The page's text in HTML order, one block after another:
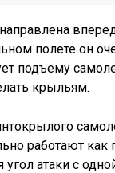
полете он
подъему
крыльям.
работают как
угол атаки с